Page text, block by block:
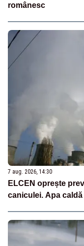
românesc
7 aug. 2026, 14:30
ELCEN oprește
caniculei. Apa